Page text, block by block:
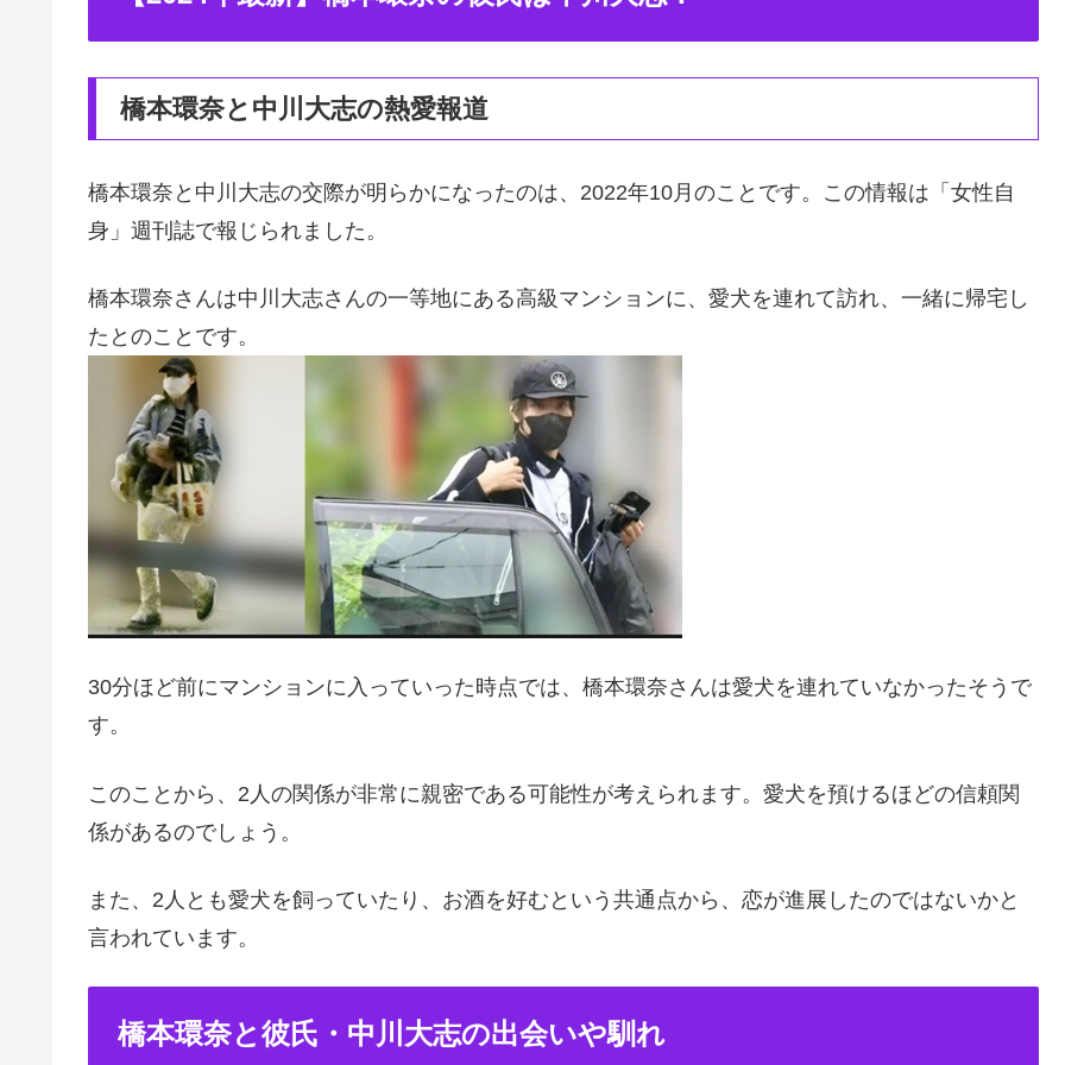
橋本環奈と中川大志の熱愛報道
橋本環奈と中川大志の交際が明らかになったのは、2022年10月のことです。この情報は「女性自
身」週刊誌で報じられました。
橋本環奈さんは中川大志さんの一等地にある高級マンションに、愛犬を連れて訪れ、一緒に帰宅し
たとのことです。
30分ほど前にマンションに入っていった時点では、橋本環奈さんは愛犬を連れていなかったそうで
す。
このことから、2人の関係が非常に親密である可能性が考えられます。愛犬を預けるほどの信頼関
係があるのでしょう。
また、2人とも愛犬を飼っていたり、お酒を好むという共通点から、恋が進展したのではないかと
言われています。
橋本環奈と彼氏・中川大志の出会いや馴れ